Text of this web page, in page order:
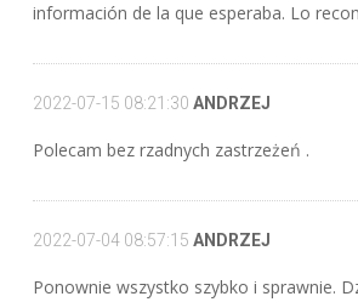
información de la que esperaba. Lo
2022-07-15 08:21:30 ANDRZEJ
Polecam bez rzadnych zastrzeżeń .
2022-07-04 08:57:15 ANDRZEJ
Ponownie wszystko szybko i sprawnie.